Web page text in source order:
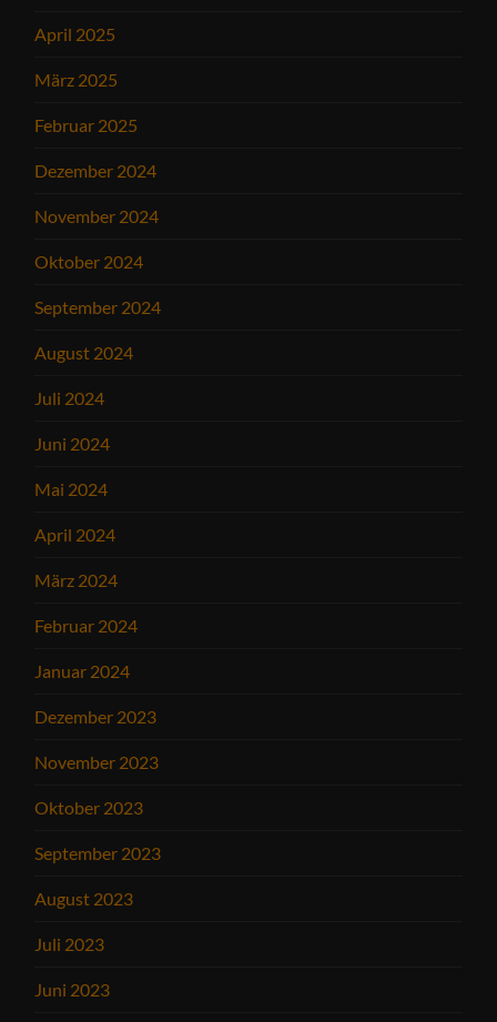
April 2025
März 2025
Februar 2025
Dezember 2024
November 2024
Oktober 2024
September 2024
August 2024
Juli 2024
Juni 2024
Mai 2024
April 2024
März 2024
Februar 2024
Januar 2024
Dezember 2023
November 2023
Oktober 2023
September 2023
August 2023
Juli 2023
Juni 2023